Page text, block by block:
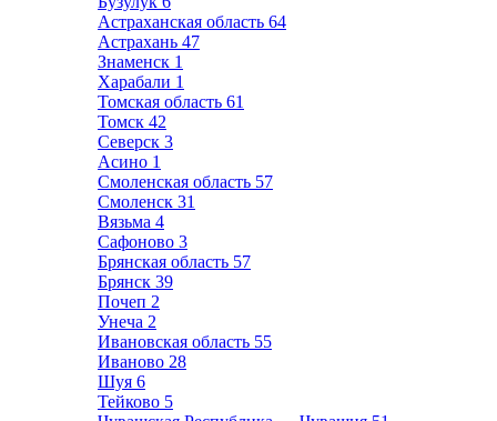
Астраханская область 64
Астрахань 47
Знаменск 1
Харабали 1
Томская область 61
Томск 42
Северск 3
Асино 1
Смоленская область 57
Смоленск 31
Вязьма 4
Сафоново 3
Брянская область 57
Брянск 39
Почеп 2
Унеча 2
Ивановская область 55
Иваново 28
Шуя 6
Тейково 5